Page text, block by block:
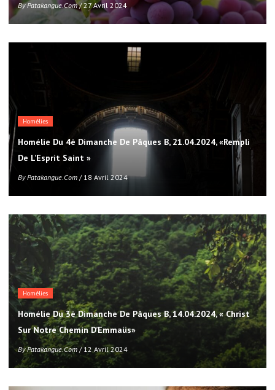
ByPatakangue.com/ 27 Avril 2024
Homélies
Homélie Du 4è Dimanche De Pâques B, 21.04.2024, «Rempli
De L’Esprit Saint »
ByPatakangue.com/ 18 Avril 2024
Homélies
Homélie Du 3è Dimanche De Pâques B, 14.04.2024, « Christ
Sur Notre Chemin D’Emmaüs»
ByPatakangue.com/ 12 Avril 2024